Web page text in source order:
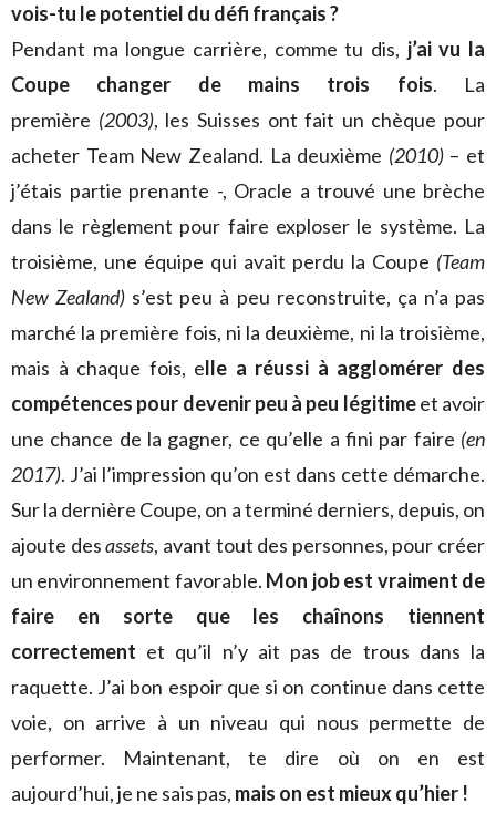
vois-tu le potentiel du défi français ?
Pendant ma longue carrière, comme tu dis, j’ai vu la
Coupe changer de mains trois fois. La
première (2003), les Suisses ont fait un chèque pour
acheter Team New Zealand. La deuxième (2010)– et
j’étais partie prenante -, Oracle a trouvé une brèche
dans le règlement pour faire exploser le système. La
troisième, une équipe qui avait perdu la Coupe (Team
New Zealand) s’est peu à peu reconstruite, ça n’a pas
marché la première fois, ni la deuxième, ni la troisième,
mais à chaque fois, elle a réussi à agglomérer des
compétences pour devenir peu à peu légitimeet avoir
une chance de la gagner, ce qu’elle a fini par faire (en
2017). J’ai l’impression qu’on est dans cette démarche.
Sur la dernière Coupe, on a terminé derniers, depuis, on
ajoute desassets, avant tout des personnes, pour créer
un environnement favorable. Mon job est vraiment de
faire en sorte que les chaînons tiennent
correctement et qu’il n’y ait pas de trous dans la
raquette. J’ai bon espoir que si on continue dans cette
voie, on arrive à un niveau qui nous permette de
performer. Maintenant, te dire où on en est
aujourd’hui, je ne sais pas, mais on est mieux qu’hier !